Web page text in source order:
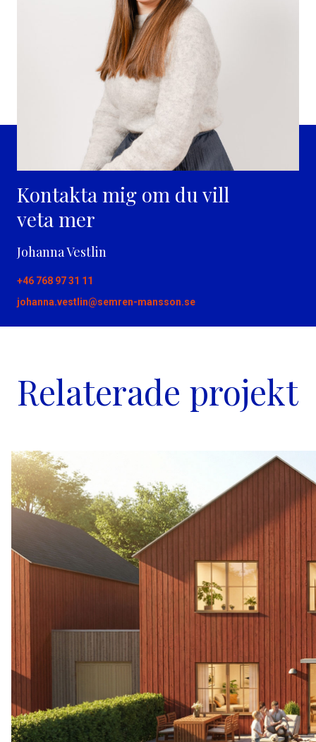
Kontakta mig om du vill
veta mer
Johanna Vestlin
+46 768 97 31 11
johanna.vestlin@semren-mansson.se
Relaterade projekt